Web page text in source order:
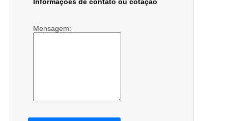
Mensagem: